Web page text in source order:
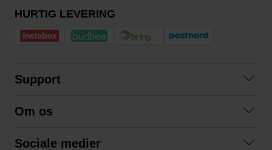
HURTIG LEVERING
Support
Betingelser
Om os
Sociale medier